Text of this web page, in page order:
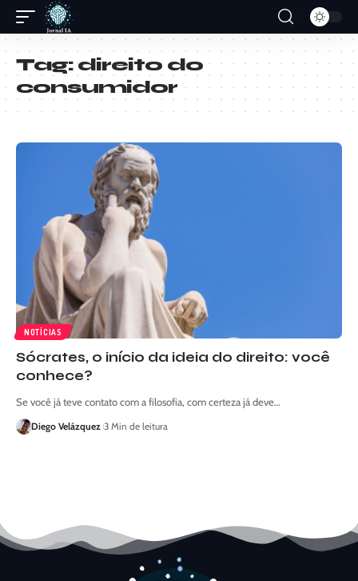
Tag:direito do
consumidor
NOTÍCIAS
Sócrates, o início da ideia do direito: você
conhece?
Se você já teve contato com a filosofia, com certeza já deve…
Diego Velázquez 3 Min de leitura